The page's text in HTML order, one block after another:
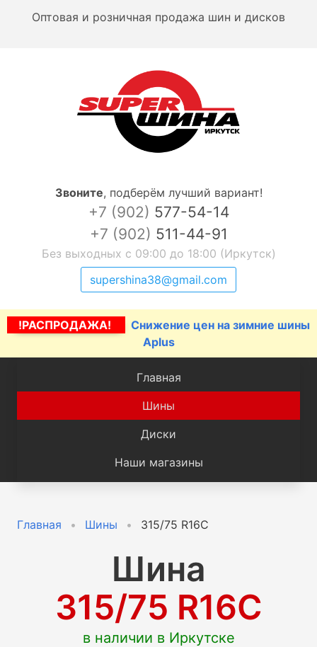
Оптовая и розничная продажа шин и дисков
Звоните, подберём лучший вариант!
+7 (902) 577-54-14
+7 (902) 511-44-91
Без выходных с 09:00 до 18:00 (Иркутск)
supershina38@gmail.com
!РАСПРОДАЖА!
Снижение цен на зимние шины
Aplus
Главная
Шины
Диски
Наши магазины
Главная Шины 315/75 R16C
Шина
315/75 R16C
в наличии в Иркутске